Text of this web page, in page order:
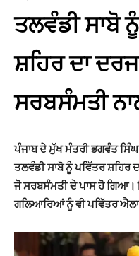
ਤਲਵੰਡੀ ਸਾਬੋ
ਸ਼ਹਿਰ ਦਾ
ਸਰਬਸੰਮਤੀ
ਪੰਜਾਬ ਦੇ ਮੁੱਖ ਮੰਤਰੀ ਭਗਵੰਤ
ਤਲਵੰਡੀ ਸਾਬੋ ਨੂੰ ਪਵਿੱਤਰ ਸ਼ਹਿਰ
ਜੋ ਸਰਬਸੰਮਤੀ ਦੇ ਪਾਸ ਹੋ ਗਿਆ।
ਗਲਿਆਰਿਆਂ ਨੂੰ ਵੀ ਪਵਿੱਤਰ